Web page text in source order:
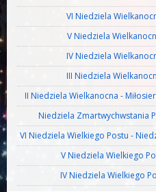
VI Niedziela
V Niedziela
IV Niedziela
III Niedziela
II Niedziela Wielkanocna -
Niedziela Zmartwychwstania
VI Niedziela Wielkiego Postu -
V Niedziela Wielkiego
IV Niedziela Wielkiego